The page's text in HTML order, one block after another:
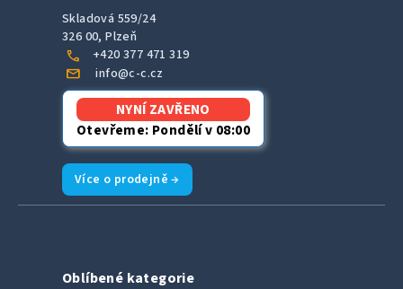
Skladová 559/24
326 00, Plzeň
call +420 377 471 319
mail info@c-c.cz
NYNÍ ZAVŘENO
Otevřeme: Pondělí v 08:00
Více o prodejně →
Oblíbené kategorie